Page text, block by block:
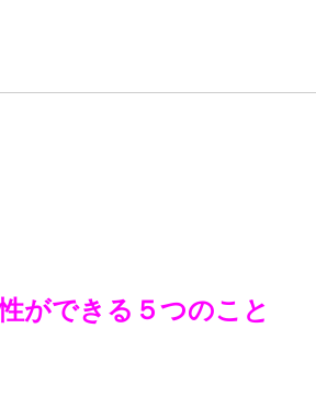
ができる５つのこと